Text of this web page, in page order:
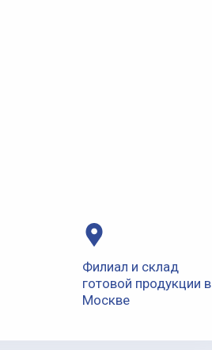
Филиал и склад
готовой продукции в
Москве